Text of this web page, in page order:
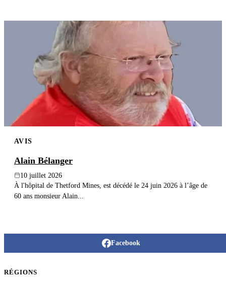
AVIS
Alain Bélanger
10 juillet 2026
À l'hôpital de Thetford Mines, est décédé le 24 juin 2026 à l’âge de
60 ans monsieur Alain...
Facebook
RÉGIONS